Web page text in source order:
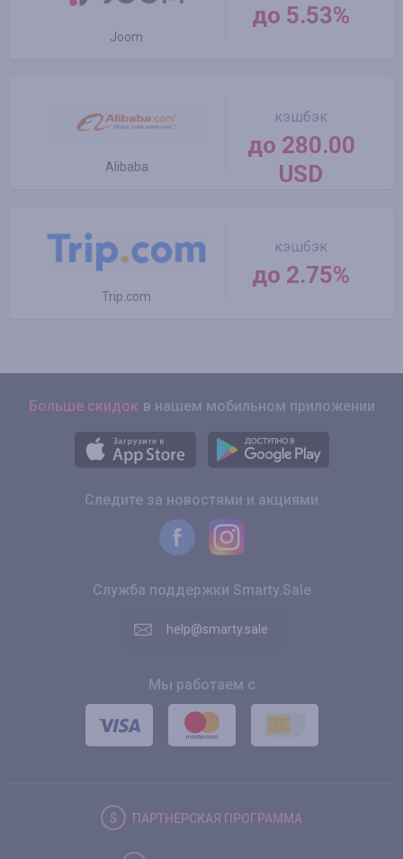
Joom
до 5.53%
Alibaba
кэшбэк
до 280.00
USD
Trip.com
кэшбэк
до 2.75%
Больше скидок в нашем мобильном приложении
Следите за новостями и акциями
Служба поддержки Smarty.Sale
help@smarty.sale
Мы работаем с
ПАРТНЕРСКАЯ ПРОГРАММА